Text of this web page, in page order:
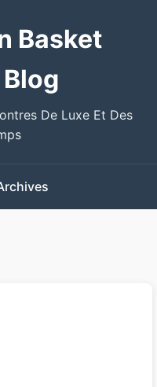
Basket
De Luxe Et Des